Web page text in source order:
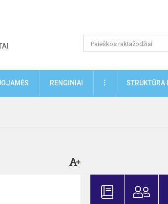
RENGINIAI DAUGIAUSTRUKTŪRA